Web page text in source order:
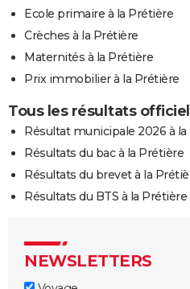
Ecole primaire à la Prétière
Crèches à la Prétière
Maternités à la Prétière
Prix immobilier à la Prétière
Tous les résultats
Résultat municipale 2026 à
Résultats du bac à la Prétière
Résultats du brevet à la
Résultats du BTS à la Prétière
NEWSLETTERS